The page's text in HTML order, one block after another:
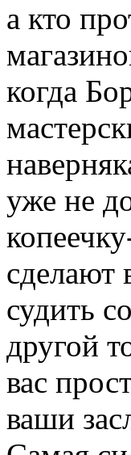
а кто
когда
уже не
сделают
судить
другой
вас
ваши